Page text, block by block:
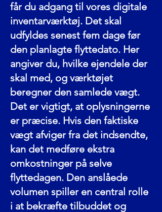
får du adgang til vores digitale
inventarværktøj. Det skal
udfyldes senest fem dage før
den planlagte flyttedato. Her
angiver du, hvilke ejendele der
skal med, og værktøjet
beregner den samlede vægt.
Det er vigtigt, at oplysningerne
er præcise. Hvis den faktiske
vægt afviger fra det indsendte,
kan det medføre ekstra
omkostninger på selve
flyttedagen. Den anslåede
volumen spiller en central rolle
i at bekræfte tilbuddet og